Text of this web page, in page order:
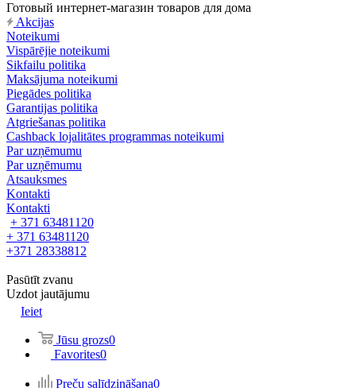
Готовый интернет-магазин товаров для дома
Akcijas
Noteikumi
Vispārējie noteikumi
Sikfailu politika
Maksājuma noteikumi
Piegādes politika
Garantijas politika
Atgriešanas politika
Cashback lojalitātes programmas noteikumi
Par uzņēmumu
Par uzņēmumu
Atsauksmes
Kontakti
Kontakti
+ 371 63481120
+ 371 63481120
+371 28338812
Pasūtīt zvanu
Uzdot jautājumu
Ieiet
Jūsu grozs0
Favorites0
Preču salīdzināšana0